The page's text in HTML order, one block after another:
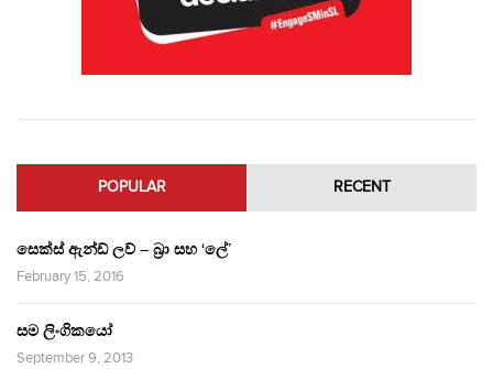
POPULAR RECENT
සෙක්ස් ඇන්ඩ් ලව් – බ්‍රා සහ ‘ලේ’
February 15, 2016
සම ලිංගිකයෝ
September 9, 2013